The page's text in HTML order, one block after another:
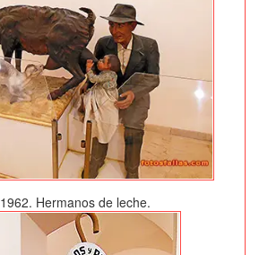
1962. Hermanos de leche.